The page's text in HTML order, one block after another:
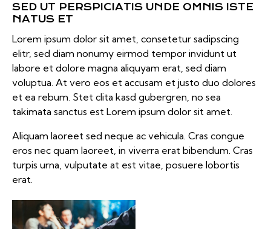
SED UT PERSPICIATIS UNDE OMNIS ISTE
NATUS ET
Lorem ipsum dolor sit amet, consetetur sadipscing
elitr, sed diam nonumy eirmod tempor invidunt ut
labore et dolore magna aliquyam erat, sed diam
voluptua. At vero eos et accusam et justo duo dolores
et ea rebum. Stet clita kasd gubergren, no sea
takimata sanctus est Lorem ipsum dolor sit amet.
Aliquam laoreet sed neque ac vehicula. Cras congue
eros nec quam laoreet, in viverra erat bibendum. Cras
turpis urna, vulputate at est vitae, posuere lobortis
erat.